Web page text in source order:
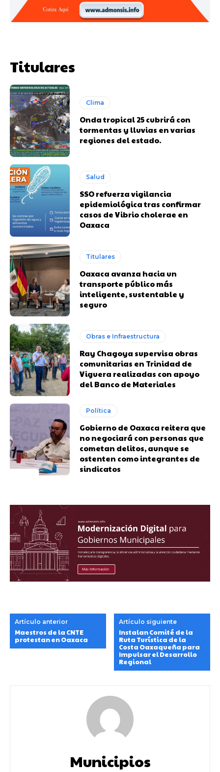
Titulares
Clima
Onda tropical 25 cubrirá con
tormentas y lluvias en varias
regiones del estado.
Salud
SSO refuerza vigilancia
epidemiológica tras confirmar
casos de Vibrio cholerae en
Oaxaca
Titulares
Oaxaca avanza hacia un
transporte público más
inteligente, sustentable y
seguro
Obras e Infraestructura
Ray Chagoya supervisa obras
comunitarias en Trinidad de
Viguera realizadas con apoyo
del Banco de Materiales
Política
Gobierno de Oaxaca reitera que
no negociará con personas que
cometan delitos, aunque se
ostenten como integrantes de
sindicatos
Artículo anterior
Maestros de la CNTE
protestan en Oaxaca
Artículo siguiente
Instalan Comité de la
Ruta Turística de la
Costa Oaxaqueña para
Impulsar el Desarrollo
Regional
Municipios